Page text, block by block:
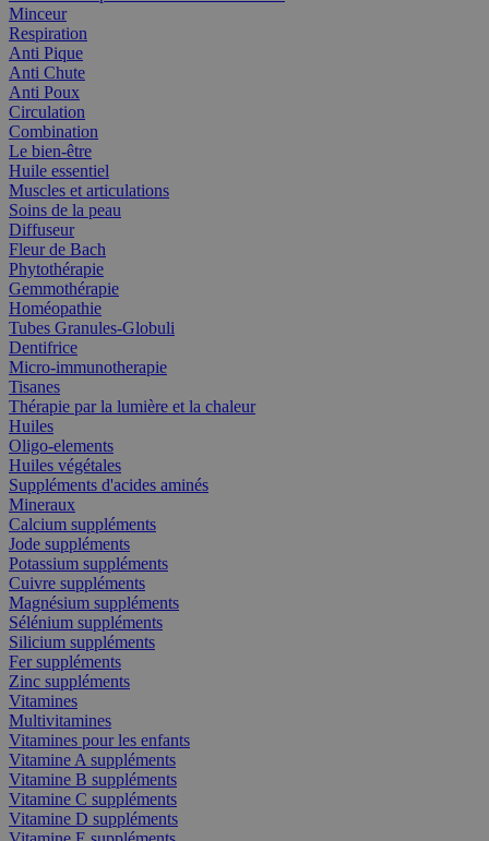
Minceur
Respiration
Anti Pique
Anti Chute
Anti Poux
Circulation
Combination
Le bien-être
Huile essentiel
Muscles et articulations
Soins de la peau
Diffuseur
Fleur de Bach
Phytothérapie
Gemmothérapie
Homéopathie
Tubes Granules-Globuli
Dentifrice
Micro-immunotherapie
Tisanes
Thérapie par la lumière et la chaleur
Huiles
Oligo-elements
Huiles végétales
Suppléments d'acides aminés
Mineraux
Calcium suppléments
Jode suppléments
Potassium suppléments
Cuivre suppléments
Magnésium suppléments
Sélénium suppléments
Silicium suppléments
Fer suppléments
Zinc suppléments
Vitamines
Multivitamines
Vitamines pour les enfants
Vitamine A suppléments
Vitamine B suppléments
Vitamine C suppléments
Vitamine D suppléments